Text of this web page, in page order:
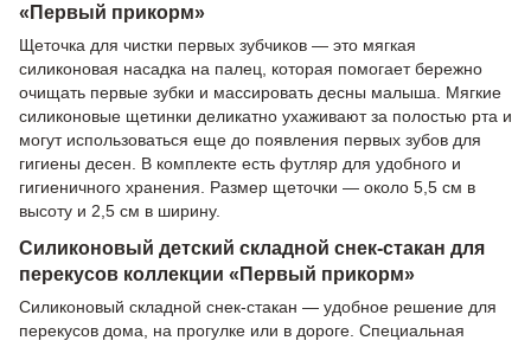
«Первый прикорм»
Щеточка для чистки первых зубчиков — это мягкая
силиконовая насадка на палец, которая помогает бережно
очищать первые зубки и массировать десны малыша. Мягкие
силиконовые щетинки деликатно ухаживают за полостью рта и
могут использоваться еще до появления первых зубов для
гигиены десен. В комплекте есть футляр для удобного и
гигиеничного хранения. Размер щеточки — около 5,5 см в
высоту и 2,5 см в ширину.
Силиконовый детский складной снек-стакан для
перекусов коллекции «Первый прикорм»
Силиконовый складной снек-стакан — удобное решение для
перекусов дома, на прогулке или в дороге. Специальная